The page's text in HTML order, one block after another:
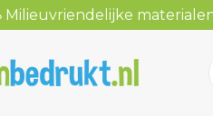
Milieuvriendelijke